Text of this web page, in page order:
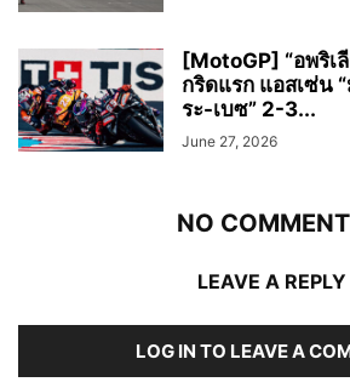
[MotoGP] “อพริเ
กริดแรก แอสเซ่น
ระ-เบซ” 2-3...
June 27, 2026
NO
LEAVE A REPLY
LOG IN TO LEAVE A